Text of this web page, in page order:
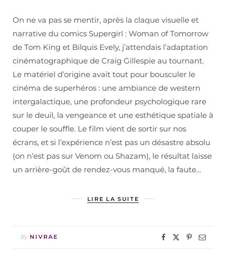
On ne va pas se mentir, après la claque visuelle et
narrative du comics Supergirl : Woman of Tomorrow
de Tom King et Bilquis Evely, j’attendais l’adaptation
cinématographique de Craig Gillespie au tournant.
Le matériel d’origine avait tout pour bousculer le
cinéma de superhéros : une ambiance de western
intergalactique, une profondeur psychologique rare
sur le deuil, la vengeance et une esthétique spatiale à
couper le souffle. Le film vient de sortir sur nos
écrans, et si l’expérience n’est pas un désastre absolu
(on n’est pas sur Venom ou Shazam), le résultat laisse
un arrière-goût de rendez-vous manqué, la faute…
LIRE LA SUITE
By NIVRAE